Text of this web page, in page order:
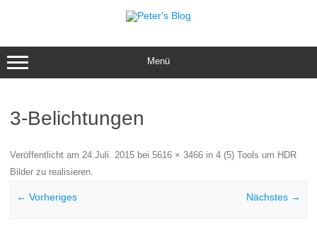
Menü
3-Belichtungen
Veröffentlicht am 24.Juli. 2015 bei 5616 × 3466 in 4 (5) Tools um HDR
Bilder zu realisieren.
← Vorheriges Nächstes →